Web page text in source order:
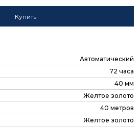
Купить
Автоматический
72 часа
40 мм
Желтое золото
40 метров
Желтое золото